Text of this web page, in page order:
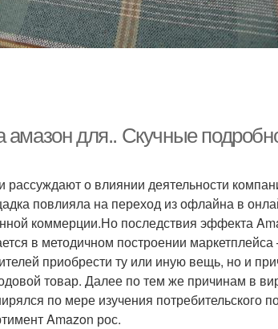
амазон для.. Скучные
рассуждают о влиянии деятельности
повлияла на переход из офлайна в
коммерции.Но последствия эффекта
в методичном построении
приобрести ту или иную вещь, но и
товар. Далее по тем же причинам в
по мере изучения потребительского
Amazon рос.